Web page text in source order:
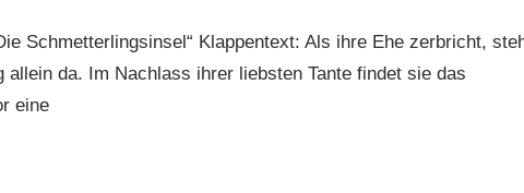
Schmetterlingsinsel“ Klappentext: Als ihre Ehe zerbricht,
da. Im Nachlass ihrer liebsten Tante findet sie das
eine